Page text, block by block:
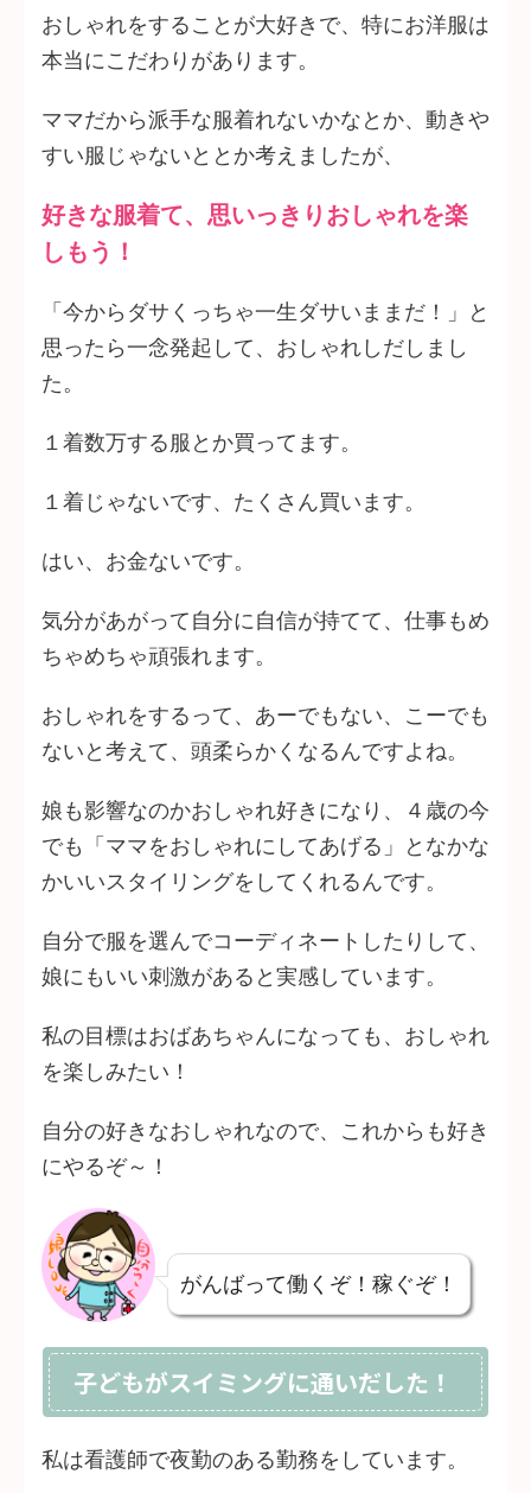
おしゃれをすることが大好きで、特にお洋服は
本当にこだわりがあります。
ママだから派手な服着れないかなとか、動きや
すい服じゃないととか考えましたが、
好きな服着て、思いっきりおしゃれを楽
しもう！
「今からダサくっちゃ一生ダサいままだ！」と
思ったら一念発起して、おしゃれしだしまし
た。
１着数万する服とか買ってます。
１着じゃないです、たくさん買います。
はい、お金ないです。
気分があがって自分に自信が持てて、仕事もめ
ちゃめちゃ頑張れます。
おしゃれをするって、あーでもない、こーでも
ないと考えて、頭柔らかくなるんですよね。
娘も影響なのかおしゃれ好きになり、４歳の今
でも「ママをおしゃれにしてあげる」となかな
かいいスタイリングをしてくれるんです。
自分で服を選んでコーディネートしたりして、
娘にもいい刺激があると実感しています。
私の目標はおばあちゃんになっても、おしゃれ
を楽しみたい！
自分の好きなおしゃれなので、これからも好き
にやるぞ～！
がんばって働くぞ！稼ぐぞ！
子どもがスイミングに通いだした！
私は看護師で夜勤のある勤務をしています。